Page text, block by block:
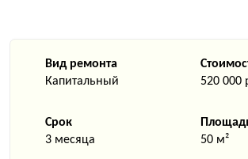
Вид ремонта
Капитальный
520 000
Срок
3 месяца
50 м²